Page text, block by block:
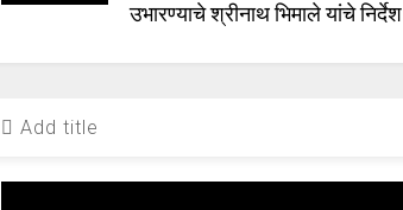
उभारण्याचे श्रीनाथ भिमाले यांचे निर्देश
Add title